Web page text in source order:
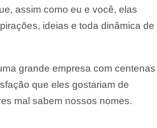
assim como eu e você, elas
ideias e toda dinâmica de
grande empresa com centenas
que eles gostariam de
mal sabem nossos nomes.